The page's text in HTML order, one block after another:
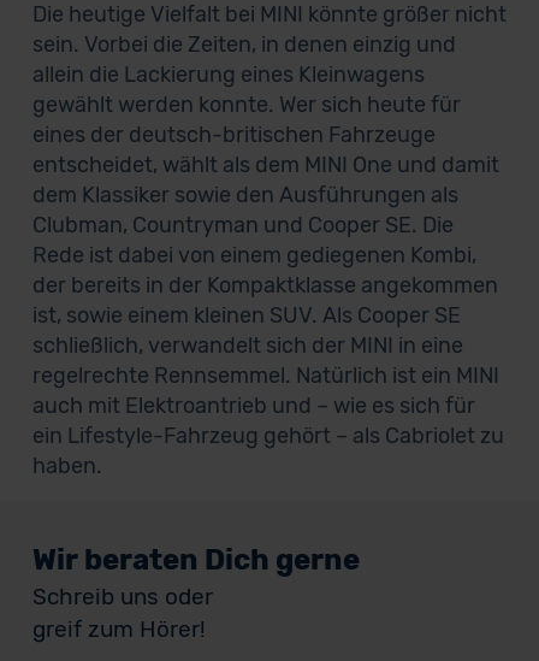
Die heutige Vielfalt bei MINI könnte größer nicht
sein. Vorbei die Zeiten, in denen einzig und
allein die Lackierung eines Kleinwagens
gewählt werden konnte. Wer sich heute für
eines der deutsch-britischen Fahrzeuge
entscheidet, wählt als dem MINI One und damit
dem Klassiker sowie den Ausführungen als
Clubman, Countryman und Cooper SE. Die
Rede ist dabei von einem gediegenen Kombi,
der bereits in der Kompaktklasse angekommen
ist, sowie einem kleinen SUV. Als Cooper SE
schließlich, verwandelt sich der MINI in eine
regelrechte Rennsemmel. Natürlich ist ein MINI
auch mit Elektroantrieb und – wie es sich für
ein Lifestyle-Fahrzeug gehört – als Cabriolet zu
haben.
Wir beraten Dich gerne
Schreib uns oder
greif zum Hörer!